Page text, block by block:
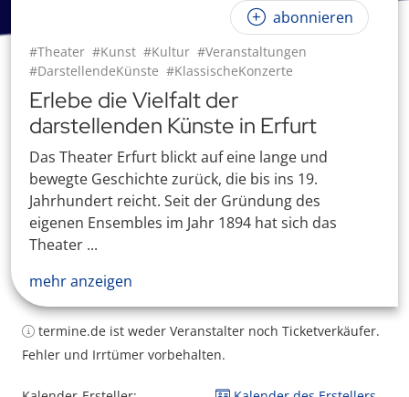
abonnieren
#Theater #Kunst #Kultur #Veranstaltungen
#DarstellendeKünste #KlassischeKonzerte
Erlebe die Vielfalt der
darstellenden Künste in Erfurt
Das Theater Erfurt blickt auf eine lange und
bewegte Geschichte zurück, die bis ins 19.
Jahrhundert reicht. Seit der Gründung des
eigenen Ensembles im Jahr 1894 hat sich das
Theater ...
mehr anzeigen
termine.de ist weder Veranstalter noch Ticketverkäufer.
Fehler und Irrtümer vorbehalten.